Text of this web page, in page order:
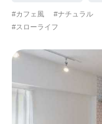
#カフェ風 #ナチュラル
#スローライフ